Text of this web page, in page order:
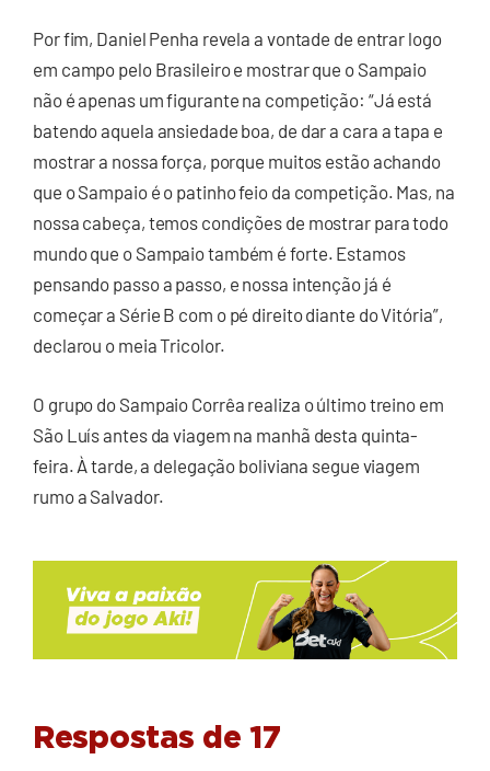
Por fim, Daniel Penha revela a vontade de entrar logo
em campo pelo Brasileiro e mostrar que o Sampaio
não é apenas um figurante na competição: “Já está
batendo aquela ansiedade boa, de dar a cara a tapa e
mostrar a nossa força, porque muitos estão achando
que o Sampaio é o patinho feio da competição. Mas, na
nossa cabeça, temos condições de mostrar para todo
mundo que o Sampaio também é forte. Estamos
pensando passo a passo, e nossa intenção já é
começar a Série B com o pé direito diante do Vitória”,
declarou o meia Tricolor.
O grupo do Sampaio Corrêa realiza o último treino em
São Luís antes da viagem na manhã desta quinta-
feira. À tarde, a delegação boliviana segue viagem
rumo a Salvador.
Respostas de 17